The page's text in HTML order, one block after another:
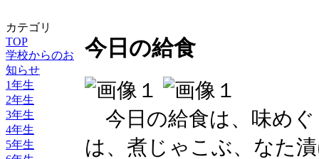
カテゴリ
TOP
学校からのお
知らせ
1年生
2年生
3年生
4年生
5年生
今日の給食
今日の給食は、味めぐ
は、煮じゃこぶ、なた